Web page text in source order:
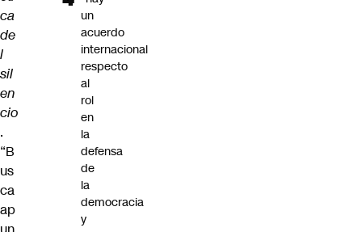
ca
de
l
sil
en
cio
.
“B
us
ca
ap
un
acuerdo
internacional
respecto
al
rol
en
la
defensa
de
la
democracia
y